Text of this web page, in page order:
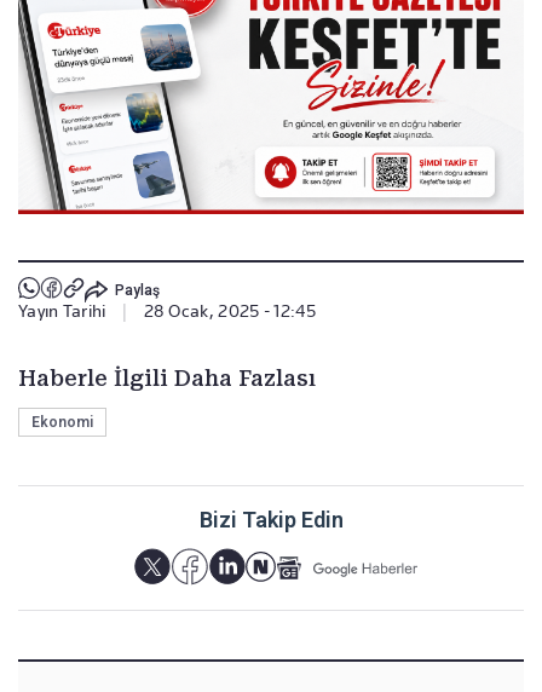
Paylaş
Yayın Tarihi 28 Ocak, 2025 - 12:45
Haberle İlgili Daha Fazlası
Ekonomi
Bizi Takip Edin